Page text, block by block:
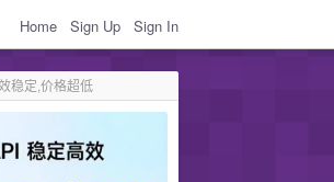
Home Sign Up Sign In
稳定,价格超低